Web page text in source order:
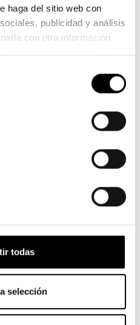
haga del sitio web con
publicidad y análisis
con otra información
siguiente
. Consulta
todas
selección
COLLECT
en tienda